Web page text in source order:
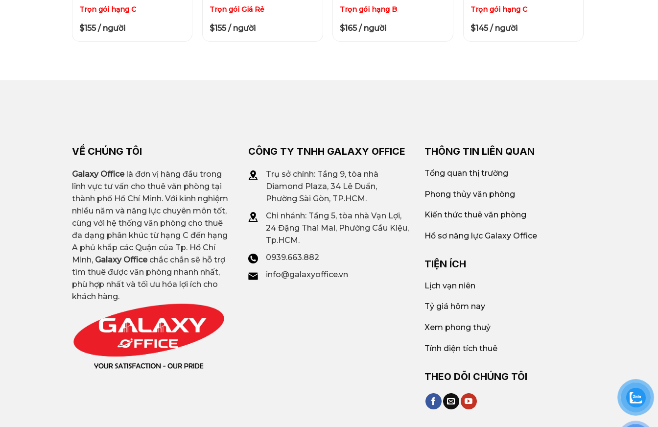
Trọn gói hạng C
$155 / người
Trọn gói Giá Rẻ
$155 / người
Trọn gói hạng B
$165 / người
Trọn gói hạng C
$145 / người
VỀ CHÚNG TÔI
Galaxy Officelà đơn vị hàng đầu trong
lĩnh vực tư vấn cho thuê văn phòng tại
thành phố Hồ Chí Minh. Với kinh nghiệm
nhiều năm và năng lực chuyên môn tốt,
cùng với hệ thống văn phòng cho thuê
đa dạng phân khúc từ hạng C đến hạng
A phủ khắp các Quận của Tp. Hồ Chí
Minh, Galaxy Office chắc chắn sẽ hỗ trợ
tìm thuê được văn phòng nhanh nhất,
phù hợp nhất và tối ưu hóa lợi ích cho
khách hàng.
CÔNG TY TNHH GALAXY OFFICE
Trụ sở chính: Tầng 9, tòa nhà
Diamond Plaza, 34 Lê Duẩn,
Phường Sài Gòn, TP.HCM.
Chi nhánh: Tầng 5, tòa nhà Vạn Lợi,
24 Đặng Thai Mai, Phường Cầu Kiệu,
Tp.HCM.
0939.663.882
info@galaxyoffice.vn
THÔNG TIN LIÊN QUAN
Tổng quan thị trường
Phong thủy văn phòng
Kiến thức thuê văn phòng
Hồ sơ năng lực Galaxy Office
TIỆN ÍCH
Lịch vạn niên
Tỷ giá hôm nay
Xem phong thuỷ
Tính diện tích thuê
THEO DÕI CHÚNG TÔI